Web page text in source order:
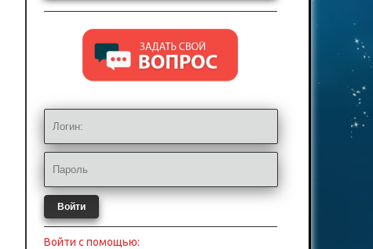
Войти
Войти с помощью: